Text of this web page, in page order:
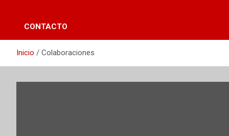
CONTACTO
Inicio Colaboraciones